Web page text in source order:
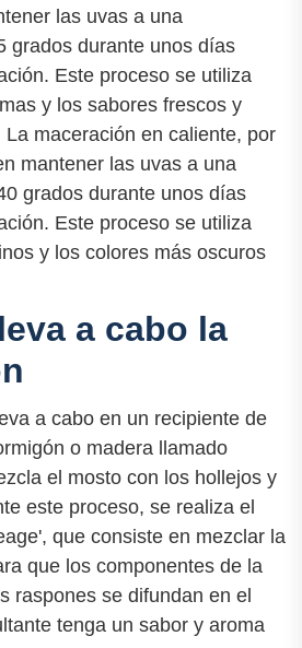
las uvas a una
grados durante unos días
Este proceso se utiliza
y los sabores frescos y
maceración en caliente, por
mantener las uvas a una
grados durante unos días
Este proceso se utiliza
y los colores más oscuros
a cabo la
a cabo en un recipiente de
o madera llamado
el mosto con los hollejos y
este proceso, se realiza el
que consiste en mezclar la
que los componentes de la
raspones se difundan en el
tenga un sabor y aroma